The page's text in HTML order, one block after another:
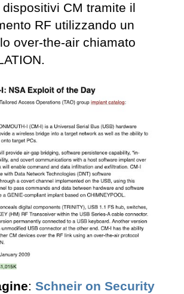
CM tramite il
RF utilizzando un
over-the-air chiamato
: Schneir on Security